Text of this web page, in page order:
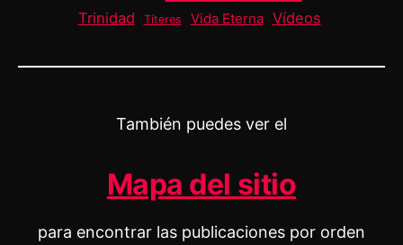
Trinidad Títeres Vida Eterna Vídeos
También puedes ver el
Mapa del sitio
para encontrar las publicaciones por orden